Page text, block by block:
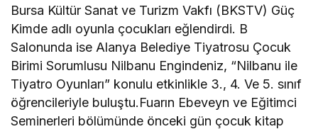
Bursa Kültür Sanat ve Turizm Vakfı (BKSTV) Güç
Kimde adlı oyunla çocukları eğlendirdi. B
Salonunda ise Alanya Belediye Tiyatrosu Çocuk
Birimi Sorumlusu Nilbanu Engindeniz, “Nilbanu ile
Tiyatro Oyunları” konulu etkinlikle 3., 4. Ve 5. sınıf
öğrencileriyle buluştu.Fuarın Ebeveyn ve Eğitimci
Seminerleri bölümünde önceki gün çocuk kitap